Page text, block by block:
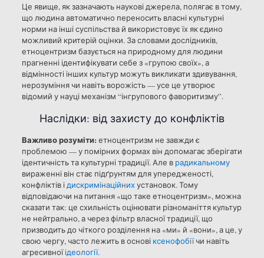
Це явище, як зазначають наукові джерела, полягає в тому,
що людина автоматично переносить власні культурні
норми на інші суспільства й використовує їх як єдино
можливий критерій оцінки. За словами дослідників,
етноцентризм базується на природному для людини
прагненні ідентифікувати себе з «групою своїх», а
відмінності інших культур можуть викликати здивування,
нерозуміння чи навіть ворожість — усе це утворює
відомий у науці механізм “інгрупового фаворитизму”.
Наслідки: від захисту до конфліктів
Важливо розуміти: етноцентризм не завжди є
проблемою — у помірних формах він допомагає зберігати
ідентичність та культурні традиції. Але в радикальному
вираженні він стає підґрунтям для упередженості,
конфліктів і дискримінаційнихустановок. Тому
відповідаючи на питання «що таке етноцентризм», можна
сказати так: це схильність оцінювати різноманіття культур
не нейтрально, а через фільтр власної традиції, що
призводить до чіткого розділення на «ми» й «вони», а це, у
свою чергу, часто лежить в основі ксенофобіїчи навіть
агресивноїідеології.